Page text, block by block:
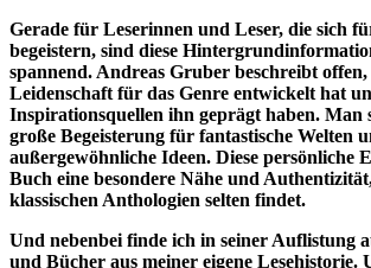
Gerade für Leserinnen und Leser, die sich
begeistern, sind diese
spannend. Andreas Gruber beschreibt offen,
Leidenschaft für das Genre entwickelt hat
Inspirationsquellen ihn geprägt haben. Man
große Begeisterung für fantastische Welten
außergewöhnliche Ideen. Diese persönliche
Buch eine besondere Nähe und
klassischen Anthologien selten findet.
Und nebenbei finde ich in seiner Auflistung
und Bücher aus meiner eigene Lesehistorie.